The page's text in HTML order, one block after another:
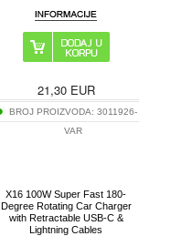
21,30EUR
BROJ PROIZVODA: 3011926-
VAR
X16 100W Super Fast 180-
Degree Rotating Car Charger
with Retractable USB-C &
Lightning Cables